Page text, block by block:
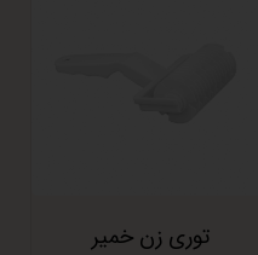
توری زن خمیر